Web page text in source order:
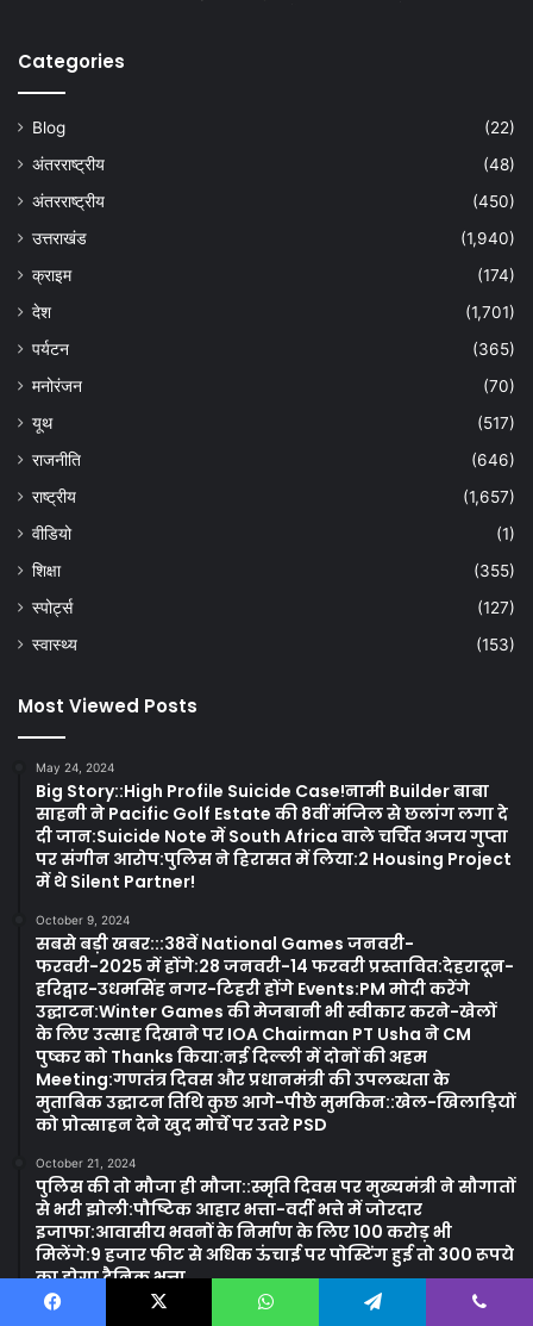
Categories
Blog
(22)
अंतरराष्ट्रीय
(48)
अंतरराष्ट्रीय
(450)
उत्तराखंड
(1,940)
क्राइम
(174)
देश
(1,701)
पर्यटन
(365)
मनोरंजन
(70)
यूथ
(517)
राजनीति
(646)
राष्ट्रीय
(1,657)
वीडियो
(1)
शिक्षा
(355)
स्पोर्ट्स
(127)
स्वास्थ्य
(153)
Most Viewed Posts
May 24, 2024
Big Story::High Profile Suicide Case!नामी Builder बाबा
साहनी ने Pacific Golf Estate की 8वीं मंजिल से छलांग लगा दे
दी जान:Suicide Note में South Africa वाले चर्चित अजय गुप्ता
पर संगीन आरोप:पुलिस ने हिरासत में लिया:2 Housing Project
में थे Silent Partner!
October 9, 2024
सबसे बड़ी खबर:::38वें National Games जनवरी-
फरवरी-2025 में होंगे:28 जनवरी-14 फरवरी प्रस्तावित:देहरादून-
हरिद्वार-उधमसिंह नगर-टिहरी होंगे Events:PM मोदी करेंगे
उद्घाटन:Winter Games की मेजबानी भी स्वीकार करने-खेलों
के लिए उत्साह दिखाने पर IOA Chairman PT Usha ने CM
पुष्कर को Thanks किया:नई दिल्ली में दोनों की अहम
Meeting:गणतंत्र दिवस और प्रधानमंत्री की उपलब्धता के
मुताबिक उद्घाटन तिथि कुछ आगे-पीछे मुमकिन::खेल-खिलाड़ियों
को प्रोत्साहन देने खुद मोर्चे पर उतरे PSD
October 21, 2024
पुलिस की तो मौजा ही मौजा::स्मृति दिवस पर मुख्यमंत्री ने सौगातों
से भरी झोली:पौष्टिक आहार भत्ता-वर्दी भत्ते में जोरदार
इजाफा:आवासीय भवनों के निर्माण के लिए 100 करोड़ भी
मिलेंगे:9 हजार फीट से अधिक ऊंचाई पर पोस्टिंग हुई तो 300 रूपये
का होगा दैनिक भत्ता